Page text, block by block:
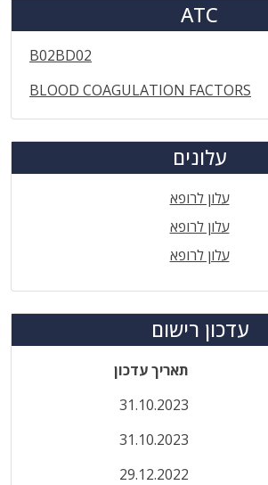
ATC
B02BD02
BLOOD COAGULATION FACTORS
עלונים
עלון לרופא
עלון לרופא
עלון לרופא
עדכון רישום
תאריך עדכון
31.10.2023
31.10.2023
29.12.2022